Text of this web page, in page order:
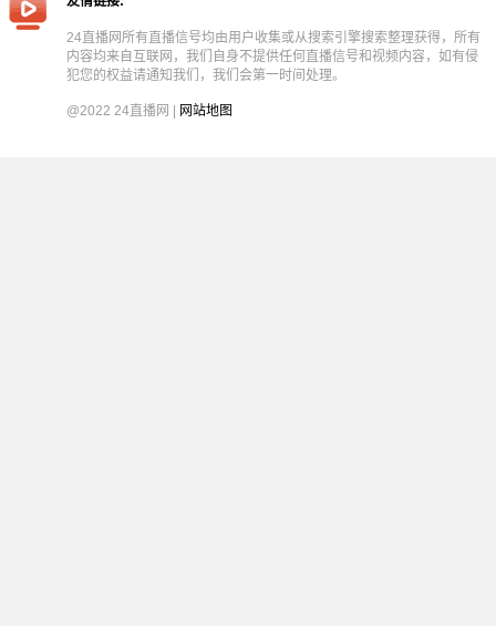
24直播网所有直播信号均由用户收集或从搜索引擎搜索整理获得，所有
内容均来自互联网，我们自身不提供任何直播信号和视频内容，如有侵
犯您的权益请通知我们，我们会第一时间处理。
@2022 24直播网 | 网站地图